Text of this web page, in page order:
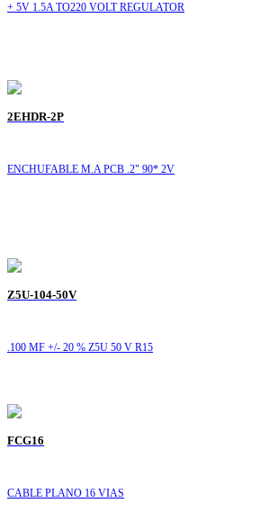
+ 5V 1.5A TO220 VOLT REGULATOR
2EHDR-2P
ENCHUFABLE M.A PCB .2" 90* 2V
Z5U-104-50V
.100 MF +/- 20 % Z5U 50 V R15
FCG16
CABLE PLANO 16 VIAS